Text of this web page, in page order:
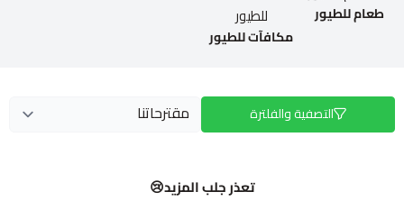
طعام للطيور
مكافآت للطيور
التصفية والفلترة
تعذر جلب المزيد😢